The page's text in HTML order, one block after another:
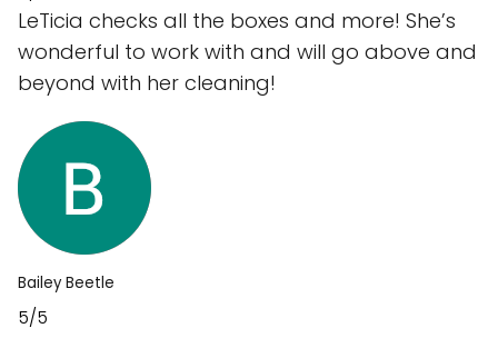
LeTicia checks all the boxes and more! She’s
wonderful to work with and will go above and
beyond with her cleaning!
Bailey Beetle
5/5